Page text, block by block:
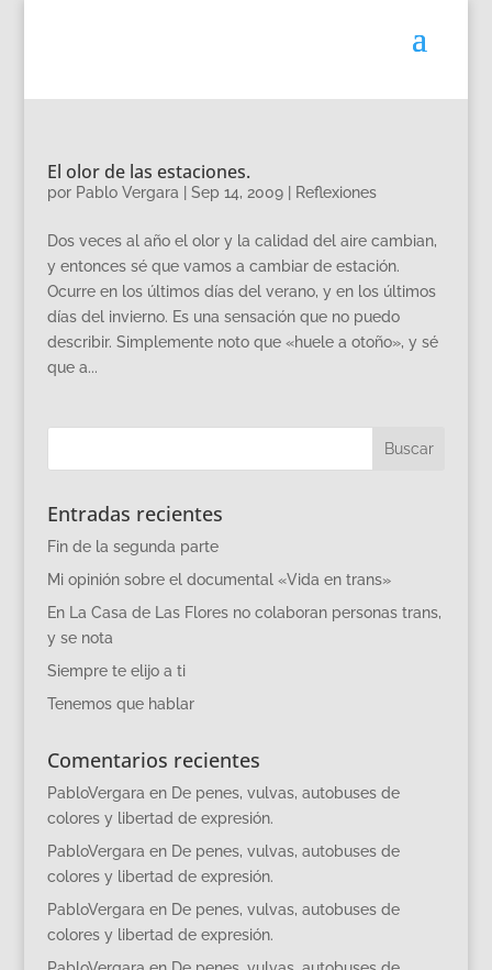
El olor de las estaciones.
por Pablo Vergara Sep 14, 2009| Reflexiones
Dos veces al año el olor y la calidad del aire cambian,
y entonces sé que vamos a cambiar de estación.
Ocurre en los últimos días del verano, y en los últimos
días del invierno. Es una sensación que no puedo
describir. Simplemente noto que «huele a otoño», y sé
que a...
Entradas recientes
Fin de la segunda parte
Mi opinión sobre el documental «Vida en trans»
En La Casa de Las Flores no colaboran personas trans,
y se nota
Siempre te elijo a ti
Tenemos que hablar
Comentarios recientes
PabloVergara en De penes, vulvas, autobuses de
colores y libertad de expresión.
PabloVergara en De penes, vulvas, autobuses de
colores y libertad de expresión.
PabloVergara en De penes, vulvas, autobuses de
colores y libertad de expresión.